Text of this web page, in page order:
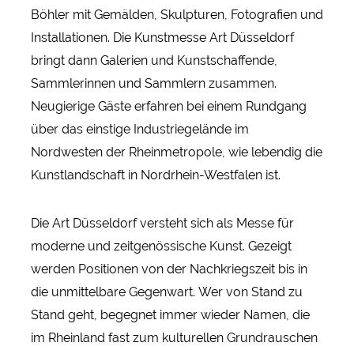
Böhler mit Gemälden, Skulpturen, Fotografien und
Installationen. Die Kunstmesse Art Düsseldorf
bringt dann Galerien und Kunstschaffende,
Sammlerinnen und Sammlern zusammen.
Neugierige Gäste erfahren bei einem Rundgang
über das einstige Industriegelände im
Nordwesten der Rheinmetropole, wie lebendig die
Kunstlandschaft in Nordrhein-Westfalen ist.
Die Art Düsseldorf versteht sich als Messe für
moderne und zeitgenössische Kunst. Gezeigt
werden Positionen von der Nachkriegszeit bis in
die unmittelbare Gegenwart. Wer von Stand zu
Stand geht, begegnet immer wieder Namen, die
im Rheinland fast zum kulturellen Grundrauschen